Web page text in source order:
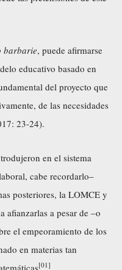
barbarie, puede afirmarse
educativo basado en
del proyecto que
de las necesidades
23-24).
en el sistema
cabe recordarlo–
posteriores, la LOMCE y
a pesar de –o
el empeoramiento de los
en materias tan
[01]